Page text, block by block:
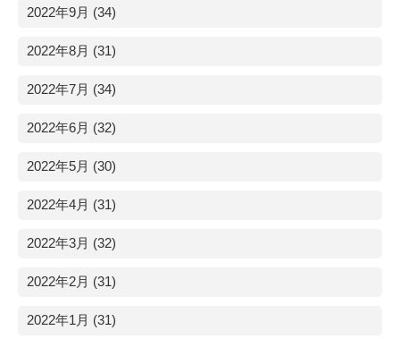
2022年9月 (34)
2022年8月 (31)
2022年7月 (34)
2022年6月 (32)
2022年5月 (30)
2022年4月 (31)
2022年3月 (32)
2022年2月 (31)
2022年1月 (31)